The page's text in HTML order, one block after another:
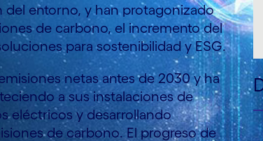
entorno, y han protagonizado
de carbono, el incremento del
para sostenibilidad y ESG.
netas antes de 2030 y ha
a sus instalaciones de
eléctricos y desarrollando
de carbono. El progreso de